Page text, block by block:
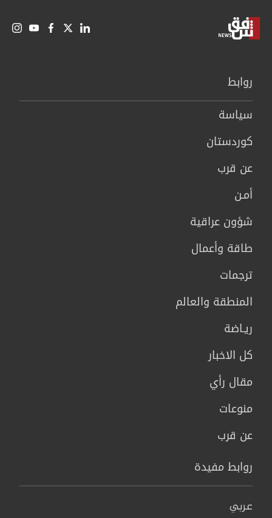
روابط
سیاسة
كوردستان
عن قرب
أمـن
شؤون عراقية
طاقة وأعمال
ترجمات
المنطقة والعالم
ريـاضة
كل الاخبار
مقال رأي
منوعات
عن قرب
روابط مفيدة
عربي